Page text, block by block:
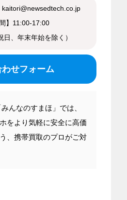
kaitori@newsedtech.co.jp
】11:00-17:00
日、年末年始を除く）
せフォーム
んなのすまほ」では、
をより気軽に安全に高価
、携帯買取のプロがご対